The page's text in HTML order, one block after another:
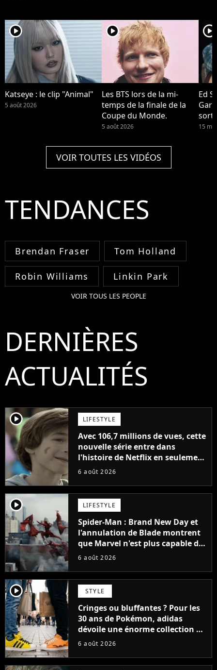
player2
Katseye : le clip "Animal"
5 août 2026
player2
Les BTS lors de la mi-
temps de la finale de la
Coupe du Monde.
5 août 2026
player2
Ed
15
VOIR TOUTES LES VIDÉOS
TENDANCES
Brendan Fraser Tom Holland
Robin Williams Linkin Park
VOIR TOUS LES PEOPLE
DERNIÈRES
ACTUALITÉS
player2 LIFESTYLE
Avec 106,7 millions de vues, cette
nouvelle série entre dans
l'histoire de Netflix en seulement
48 jours
6 août 2026
player2 LIFESTYLE
Spider-Man : Brand New Day et
l'annulation de Blade montrent
que Marvel n'est plus capable de
faire quoi que ce soit de simple
6 août 2026
player2 STYLE
Cringes ou bluffantes ? Pour les
30 ans de Pokémon, adidas
dévoile une énorme collection de
sneakers et je ne sais pas quoi en
6 août 2026